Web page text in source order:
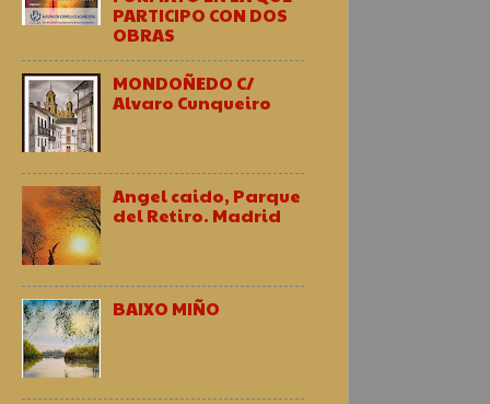
PARTICIPO CON DOS
OBRAS
MONDOÑEDO C/
Alvaro Cunqueiro
Angel caido, Parque
del Retiro. Madrid
BAIXO MIÑO